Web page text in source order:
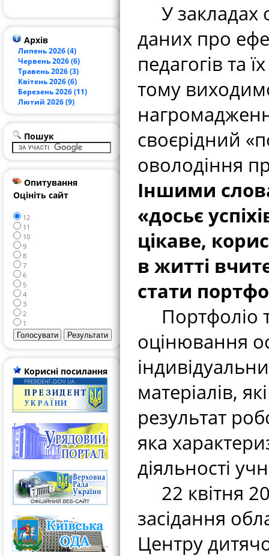
Архів
Липень 2026 (4)
Червень 2026 (6)
Травень 2026 (3)
Квітень 2026 (6)
Березень 2026 (11)
Лютий 2026 (9)
Пошук
Опитування
Оцініть сайт
12
11
10
9
8
7
6
5
4
3
2
1
Корисні посилання
У закладах
даних про
педагогів та
тому
своєрідний
оволодіння
Іншими
«досьє
цікаве,
в житті
стати
Портфоліо
оцінювання
матеріалів,
результат
яка
діяльності
22 квітня
засідання
Центру